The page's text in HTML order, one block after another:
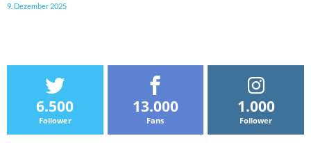
9. Dezember 2025
6.500
Follower
13.000
Fans
1.000
Follower